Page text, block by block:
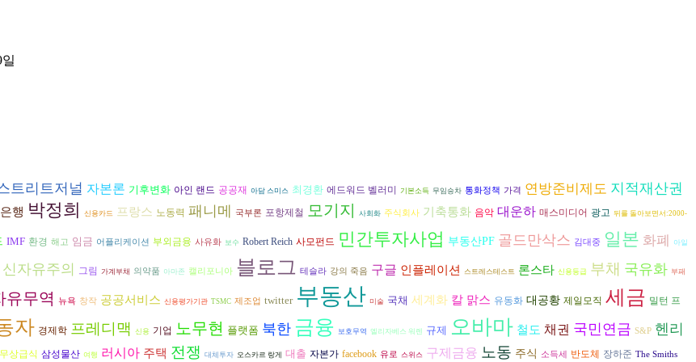
트리트저널 자본론 기후변화 아인 랜드 공공재 아담 스미스 최경환 에드워드 벨러미 기본소득 무임승차 통화정책 가격 연방준비제도 지적재산권
행 박정희 신용카드 프랑스 노동력 패니메 국부론 포항제철 모기지 사회화 주식회사 기축통화 음악 대운하 매스미디어 광고 뒤를 돌아보면서:2000-
IMF 환경 해고 임금 어플리케이션 부외금융 사유화 보수 Robert Reich 사모펀드 민간투자사업 부동산PF 골드만삭스 김대중 일본 화폐 아일
신자유주의 그림 가계부채 의약품 아마존 캘리포니아 블로그 테슬라 강의 죽음 구글 인플레이션 스트레스테스트 론스타 신용등급 부채 국유화 부패
유무역 뉴욕 창작 공공서비스 신용평가기관 TSMC 제조업 twitter 부동산 미술 국채 세계화 칼 맑스 유동화 대공황 제일모직 세금 밀턴 프
자 경제학 프레디맥 신용 기업 노무현 플랫폼 북한 금융 보호무역 엘리자베스 워렌 규제 오바마 철도 채권 국민연금 S&P 헨리
무상급식 삼성물산 여행 러시아 주택 전쟁 대체투자 오스카르 랑게 대출 자본가 facebook 유로 스위스 구제금융 노동 주식 소득세 반도체 장하준 The Smiths